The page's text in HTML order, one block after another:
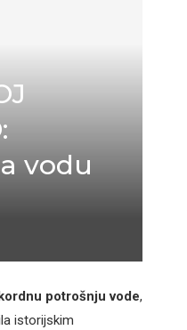
vodu
potrošnju vode,
istorijskim